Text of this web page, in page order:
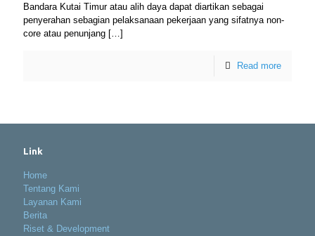
Bandara Kutai Timur atau alih daya dapat diartikan sebagai
penyerahan sebagian pelaksanaan pekerjaan yang sifatnya non-
core atau penunjang […]
Read more
Link
Home
Tentang Kami
Layanan Kami
Berita
Riset & Development